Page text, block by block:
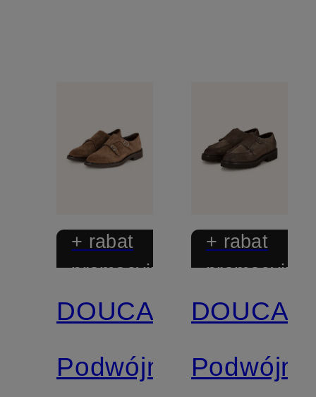
+ rabat
promocyjny
DOUCAL'S
Podwójne
+ rabat
promocyjny
Podwójne